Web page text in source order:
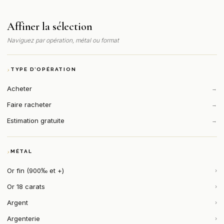
Affiner la sélection
Naviguez par opération, métal ou format
TYPE D’OPÉRATION
Acheter →
Faire racheter →
Estimation gratuite →
MÉTAL
Or fin (900‰ et +) ›
Or 18 carats ›
Argent ›
Argenterie ›